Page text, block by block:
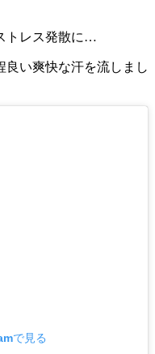
トレス発散に…
良い爽快な汗を流しまし
で見る